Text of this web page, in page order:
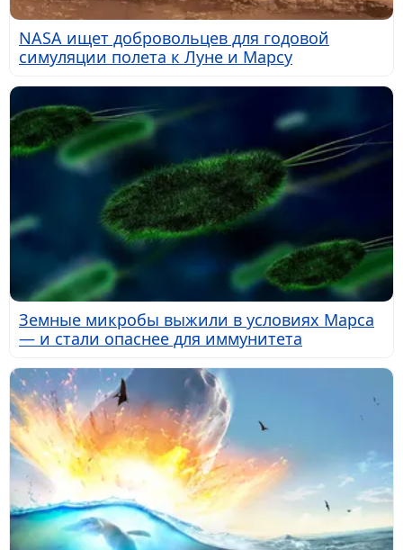
NASA ищет добровольцев для годовой
симуляции полета к Луне и Марсу
Земные микробы выжили в условиях Марса
— и стали опаснее для иммунитета